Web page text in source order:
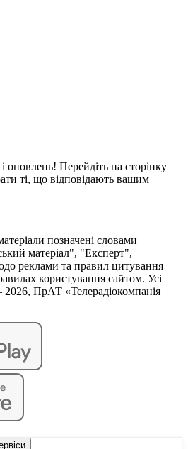
оновлень! Перейдіть на сторінку
ті, що відповідають вашим
позначені словами
матеріал", "Експерт",
реклами та правил цитування
користування сайтом. Усі
2026, ПрАТ «Телерадіокомпанія